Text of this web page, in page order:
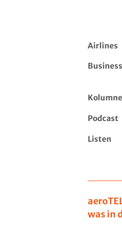
Airlines
Podcast
Listen
was in